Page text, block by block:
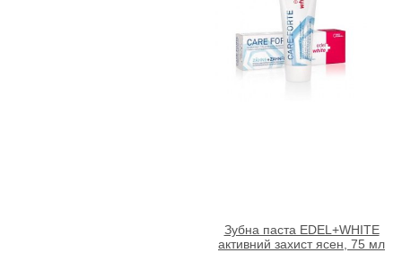
Зубна паста EDEL+WHITE
активний захист ясен, 75 мл